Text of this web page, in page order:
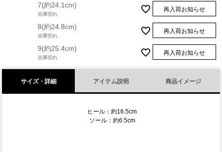
7(約24.1cm)
在庫切れ
再入荷お知らせ
8(約24.8cm)
在庫切れ
再入荷お知らせ
9(約25.4cm)
在庫切れ
再入荷お知らせ
サイズ・詳細 アイテム説明 商品イメージ
ヒール：約16.5cm
ソール：約6.5cm